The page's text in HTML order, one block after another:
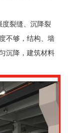
度裂缝、沉降裂
不够，结构、墙
沉降，建筑材料